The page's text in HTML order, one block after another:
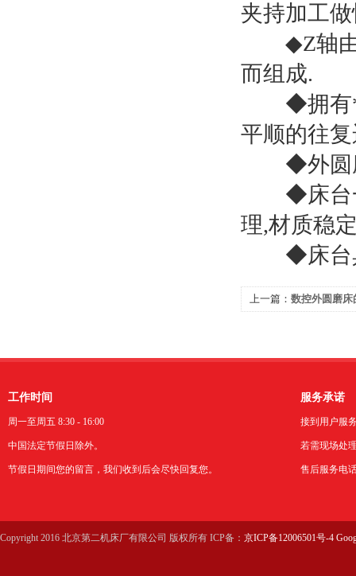
夹持加工
◆Z轴由
而组成.
◆拥有*的
平顺的往
◆外圆磨
◆床台一
理,材质稳
◆床台具
上一篇： 数控外圆磨床
工作时间
周一至周五 8:30 - 16:00
中国法定节假日除外。
节假日期间您的留言，我们收到后会尽快回复您。
服务承诺
接到用户服
若需现场处
售后服务电
Copyright 2016 北京第二机床厂有限公司 版权所有 ICP备： 京ICP备12006501号-4